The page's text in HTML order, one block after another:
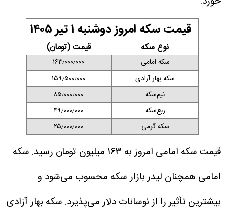
قیمت سکه امروز دوشنبه ۱ تیر ۱۴۰۵
نوع سکه قیمت (تومان)
سکه امامی
۱۶۳٫۰۰۰٫۰۰۰
سکه بهار آزادی
۱۵۹٫۵۰۰٫۰۰۰
نیم‌سکه
۸۵٫۰۰۰٫۰۰۰
ربع‌سکه
۴۹٫۰۰۰٫۰۰۰
سکه گرمی
۲۵٫۰۰۰٫۰۰۰
قیمت سکه امامی امروز به ۱۶۳ میلیون تومان رسید. سکه
امامی همچنان لیدر بازار سکه محسوب می‌شود و
بیشترین تأثیر را از نوسانات دلار می‌پذیرد. سکه بهار آزادی